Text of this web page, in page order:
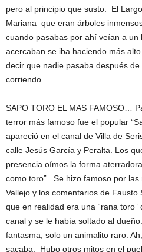
pero al principio que susto. El
Mariana que eran árboles
cuando pasabas por ahí veían a
acercaban se iba haciendo más
decir que nadie pasaba después
corriendo.
SAPO TORO EL MAS FAMOSO…
terror más famoso fue el popular
apareció en el canal de Villa de
calle Jesús García y Peralta. Los
presencia oímos la forma
como toro”. Se hizo famoso por
Vallejo y los comentarios de Fausto
que en realidad era una “rana
canal y se le había soltado al
fantasma, solo un animalito raro.
sacaba. Hubo otros mitos en el